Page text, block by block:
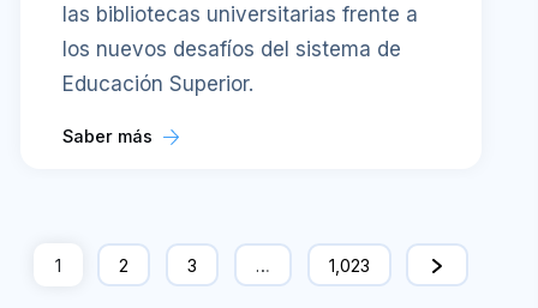
las bibliotecas universitarias frente a
los nuevos desafíos del sistema de
Educación Superior.
Saber más
1 2 3 … 1,023